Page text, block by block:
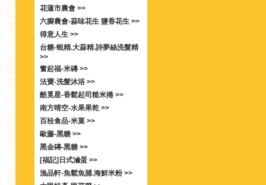
花蓮市農會 >>
六腳農會-蒜味花生 鹽香花生 >>
得意人生 >>
台糖-蜆精.大蒜精.詩夢絲洗髮精
>>
奮起福-米磚 >>
法寶-洗髮沐浴 >>
酷覓星-香鬆起司糙米捲 >>
南方晴空-水果果乾 >>
百桂食品-米菓 >>
歐藤-黑糖 >>
黑金磚-黑糖 >>
[福記]日式滷蛋 >>
漁品軒-魚鬆魚脯.海鮮米粉 >>